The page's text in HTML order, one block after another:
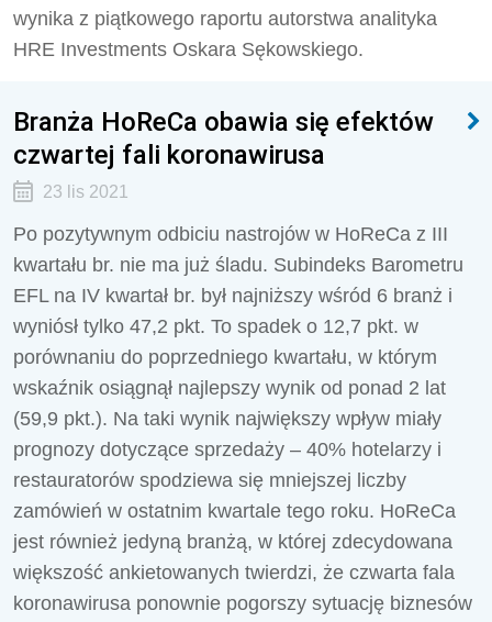
wynika z piątkowego raportu autorstwa analityka
HRE Investments Oskara Sękowskiego.
Branża HoReCa obawia się efektów
czwartej fali koronawirusa
23 lis 2021
Po pozytywnym odbiciu nastrojów w HoReCa z III
kwartału br. nie ma już śladu. Subindeks Barometru
EFL na IV kwartał br. był najniższy wśród 6 branż i
wyniósł tylko 47,2 pkt. To spadek o 12,7 pkt. w
porównaniu do poprzedniego kwartału, w którym
wskaźnik osiągnął najlepszy wynik od ponad 2 lat
(59,9 pkt.). Na taki wynik największy wpływ miały
prognozy dotyczące sprzedaży – 40% hotelarzy i
restauratorów spodziewa się mniejszej liczby
zamówień w ostatnim kwartale tego roku. HoReCa
jest również jedyną branżą, w której zdecydowana
większość ankietowanych twierdzi, że czwarta fala
koronawirusa ponownie pogorszy sytuację biznesów